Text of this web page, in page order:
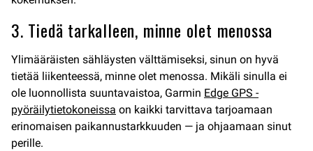
3. Tiedä tarkalleen, minne olet menossa
Ylimääräisten sähläysten välttämiseksi, sinun on hyvä
tietää liikenteessä, minne olet menossa. Mikäli sinulla ei
ole luonnollista suuntavaistoa, Garmin Edge GPS -
pyöräilytietokoneissa on kaikki tarvittava tarjoamaan
erinomaisen paikannustarkkuuden — ja ohjaamaan sinut
perille.